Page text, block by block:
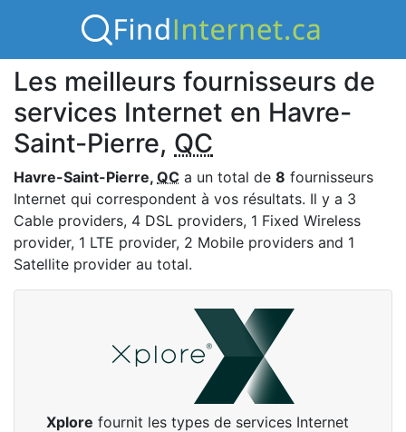
Les meilleurs fournisseurs de
services Internet en Havre-
Saint-Pierre, QC
Havre-Saint-Pierre, QC a un total de 8 fournisseurs
Internet qui correspondent à vos résultats. Il y a 3
Cable providers, 4 DSL providers, 1 Fixed Wireless
provider, 1 LTE provider, 2 Mobile providers and 1
Satellite provider au total.
Xplore fournit les types de services Internet